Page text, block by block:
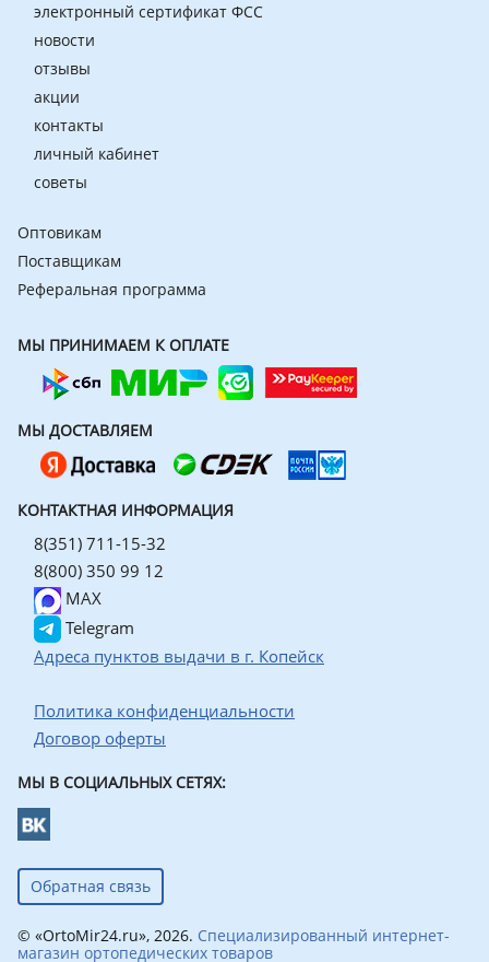
электронный сертификат ФСС
новости
отзывы
акции
контакты
личный кабинет
советы
Оптовикам
Поставщикам
Реферальная программа
МЫ ПРИНИМАЕМ К ОПЛАТЕ
МЫ ДОСТАВЛЯЕМ
КОНТАКТНАЯ ИНФОРМАЦИЯ
8(351) 711-15-32
8(800) 350 99 12
MAX
Telegram
Адреса пунктов выдачи в г. Копейск
Политика конфиденциальности
Договор оферты
МЫ В СОЦИАЛЬНЫХ СЕТЯХ:
Обратная связь
© «OrtoMir24.ru», 2026. Специализированный интернет-
магазин ортопедических товаров